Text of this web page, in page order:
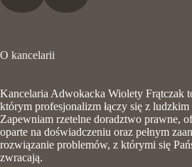
O kancelarii
Kancelaria Adwokacka Wiolety Frątczak
którym profesjonalizm łączy się z ludzkim
Zapewniam rzetelne doradztwo prawne,
oparte na doświadczeniu oraz pełnym
rozwiązanie problemów, z którymi się
zwracają.